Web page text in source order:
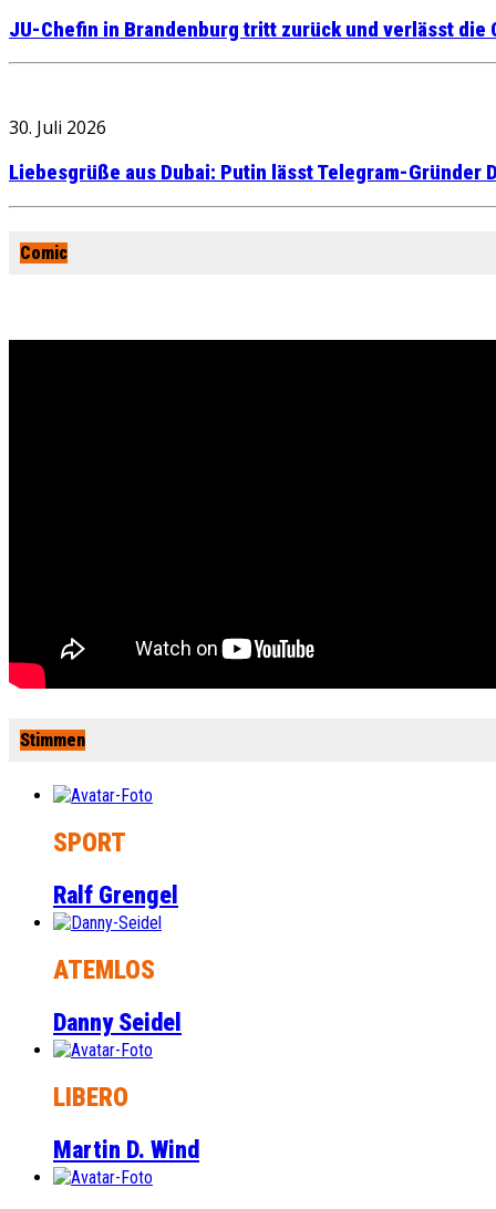
JU-Chefin in Brandenburg tritt zurück und verlässt die
30. Juli 2026
Liebesgrüße aus Dubai: Putin lässt Telegram-Gründer
Comic
Stimmen
SPORT
Ralf Grengel
ATEMLOS
Danny Seidel
LIBERO
Martin D. Wind